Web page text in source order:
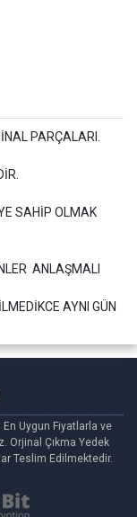
PARÇALARI.
SAHİP OLMAK
ANLAŞMALI
AYNI GÜN
En Uygun Fiyatlarla ve
Orjinal Çıkma Yedek
Teslim Edilmektedir.